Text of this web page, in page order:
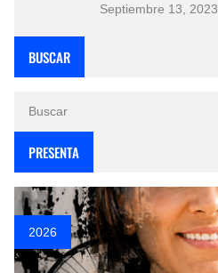
Septiembre 13, 2023
BUSCAR
PRESENTA
2026